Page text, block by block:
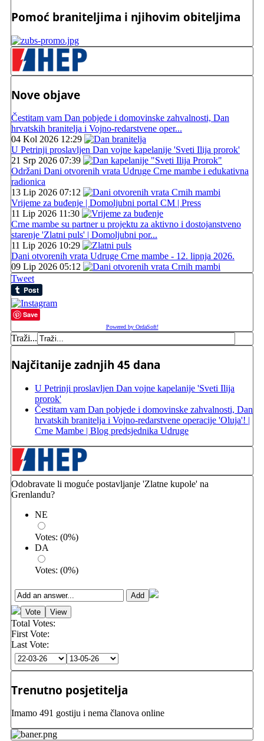
Pomoć braniteljima i njihovim obiteljima
Nove objave
Čestitam vam Dan pobjede i domovinske zahvalnosti, Dan
hrvatskih branitelja i Vojno-redarstvene oper...
04 Kol 2026 12:29
U Petrinji proslavljen Dan vojne kapelanije 'Sveti Ilija prorok'
21 Srp 2026 07:39
Održani Dani otvorenih vrata Udruge Crne mambe i edukativna
radionica
13 Lip 2026 07:12
Vrijeme za buđenje | Domoljubni portal CM | Press
11 Lip 2026 11:30
Crne mambe su partner u projektu za aktivno i dostojanstveno
starenje 'Zlatni puls' | Domoljubni por...
11 Lip 2026 10:29
Dani otvorenih vrata Udruge Crne mambe - 12. lipnja 2026.
09 Lip 2026 05:12
Tweet
Save
Powered by OrdaSoft!
Traži...
Najčitanije zadnjih 45 dana
U Petrinji proslavljen Dan vojne kapelanije 'Sveti Ilija
prorok'
Čestitam vam Dan pobjede i domovinske zahvalnosti, Dan
hrvatskih branitelja i Vojno-redarstvene operacije 'Oluja'! |
Crne Mambe | Blog predsjednika Udruge
Odobravate li moguće postavljanje 'Zlatne kupole' na
Grenlandu?
NE
Votes: (0%)
DA
Votes: (0%)
Total Votes:
First Vote:
Last Vote:
Trenutno posjetitelja
Imamo 491 gostiju i nema članova online